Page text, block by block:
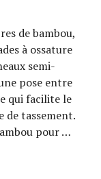
de bambou,
à ossature
semi-
pose entre
qui facilite le
de tassement.
pour …